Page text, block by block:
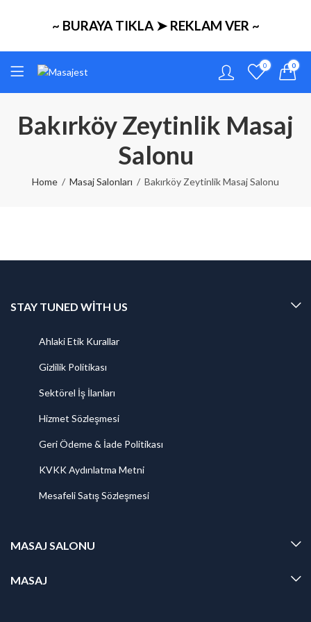
~ BURAYA TIKLA ➤ REKLAM VER ~
0 0
Bakırköy Zeytinlik Masaj
Salonu
Home Masaj Salonları Bakırköy Zeytinlik Masaj Salonu
STAY TUNED WITH US
Ahlaki Etik Kurallar
Gizlilik Politikası
Sektörel İş İlanları
Hizmet Sözleşmesi
Geri Ödeme & İade Politikası
KVKK Aydınlatma Metni
Mesafeli Satış Sözleşmesi
MASAJ SALONU
MASAJ